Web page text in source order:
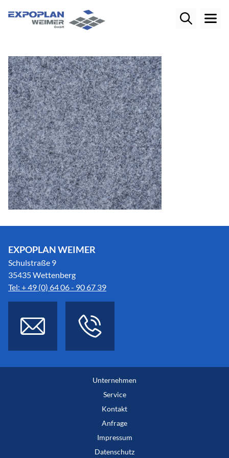
EXPOPLAN WEIMER
Schulstraße 9
35435 Wettenberg
Tel: + 49 (0) 64 06 - 90 67 39
Unternehmen
Service
Kontakt
Anfrage
Impressum
Datenschutz